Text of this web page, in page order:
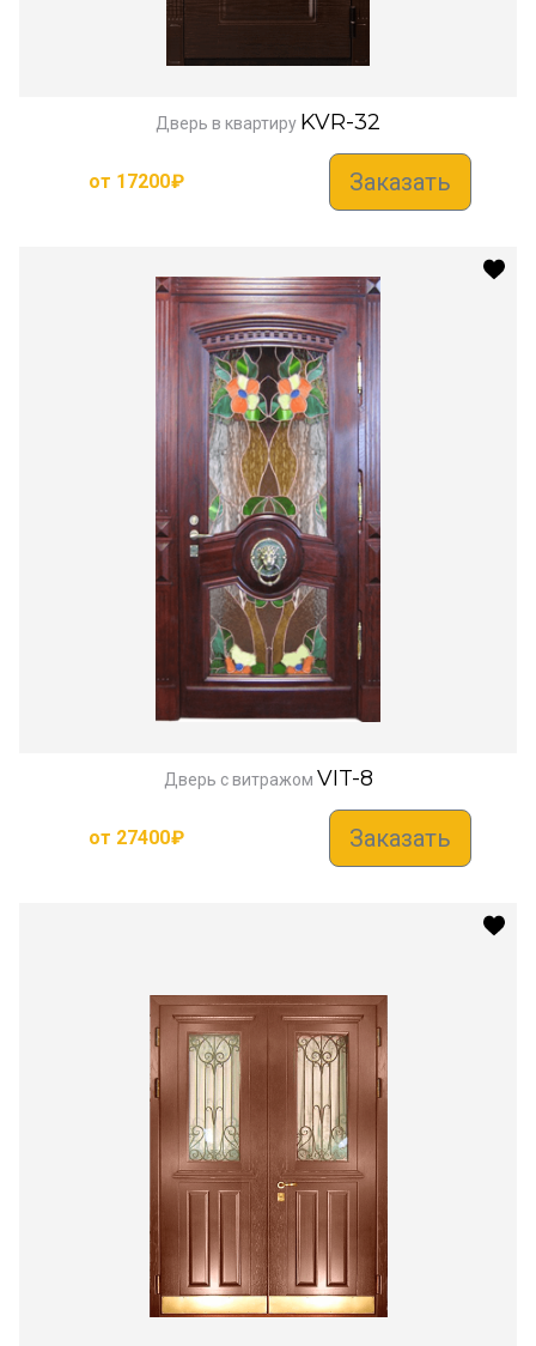
Дверь в квартиру KVR-32
от 17200₽ Заказать
Дверь с витражом VIT-8
от 27400₽ Заказать